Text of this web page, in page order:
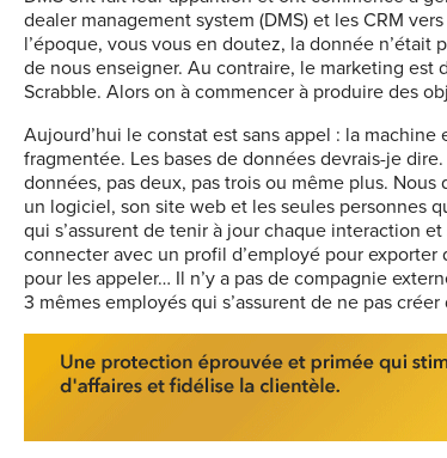
dealer management system (DMS) et les CRM
l’époque, vous vous en doutez, la donnée n’était
de nous enseigner. Au contraire, le marketing est
Scrabble. Alors on à commencer à produire des
Aujourd’hui le constat est sans appel : la
fragmentée. Les bases de données devrais-je
données, pas deux, pas trois ou même plus.
un logiciel, son site web et les seules personnes
qui s’assurent de tenir à jour chaque interaction
connecter avec un profil d’employé pour
pour les appeler… Il n’y a pas de compagnie
3 mêmes employés qui s’assurent de ne pas